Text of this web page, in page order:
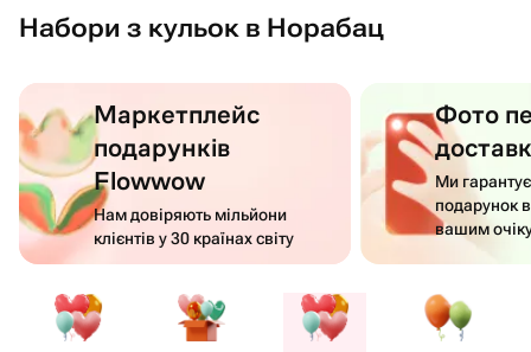
Набори з кульок в Норабац
Маркетплейс
подарунків
Flowwow
Нам довіряють мільйони
клієнтів у 30 країнах світу
Фото
Ми
подарунок
вашим